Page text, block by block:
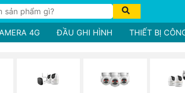
4G ĐẦU GHI HÌNH THIẾT BỊ